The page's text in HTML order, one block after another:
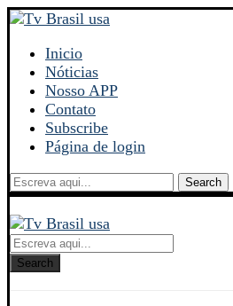
Inicio
Nóticias
Nosso APP
Contato
Subscribe
Página de login
Search
Search